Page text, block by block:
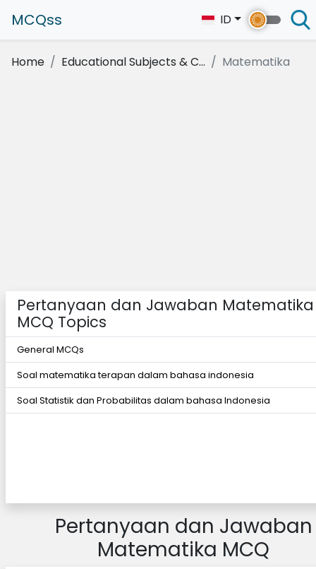
MCQss ID
Home Educational Subjects & C... Matematika
Pertanyaan dan Jawaban Matematika
MCQ Topics
General MCQs
Soal matematika terapan dalam bahasa indonesia
Soal Statistik dan Probabilitas dalam bahasa Indonesia
Pertanyaan dan Jawaban
Matematika MCQ